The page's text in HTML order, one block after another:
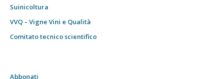
Suinicoltura
VVQ – Vigne Vini e Qualità
Comitato tecnico scientifico
Abbonati